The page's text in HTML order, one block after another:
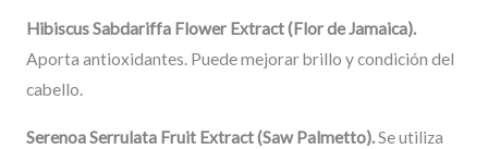
Hibiscus Sabdariffa Flower Extract (Flor de Jamaica).
Aporta antioxidantes. Puede mejorar brillo y condición del
cabello.
Serenoa Serrulata Fruit Extract (Saw Palmetto).Se utiliza